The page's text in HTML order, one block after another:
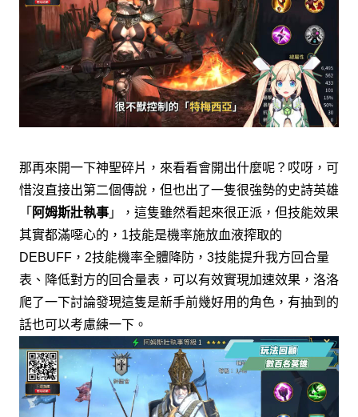
那再來開一下神聖碎片，來看看會開出什麼呢？ 哎呀，可
惜沒直接出第二個傳說， 但也出了一隻很強勢的史詩英雄
「 阿姆斯壯執事 」， 這隻雖然看起來很正派，但技能效果
其實都滿噁心的， 1技能是機率施放血液搾取的
DEBUFF， 2技能機率全體降防， 3技能提升我方回合量
表、降低對方的回合量表， 可以有效實現加速效果， 洛洛
爬了一下討論發現這隻是新手前幾好用的角色， 有抽到的
話也可以考慮練一下。